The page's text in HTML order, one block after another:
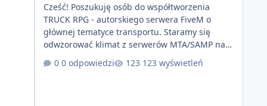
Cześć! Poszukuję osób do współtworzenia
TRUCK RPG - autorskiego serwera FiveM o
głównej tematyce transportu. Staramy się
odwzorować klimat z serwerów MTA/SAMP na
platformie FIveM. Oczywiście nie zabraknie
kontentu dla graczy którzy chcą robić coś
0 odpowiedzi 123 wyświetleń